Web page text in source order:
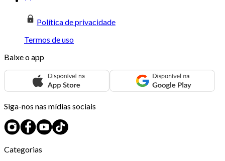
Política de privacidade
Termos de uso
Baixe o app
Siga-nos nas mídias sociais
Categorias